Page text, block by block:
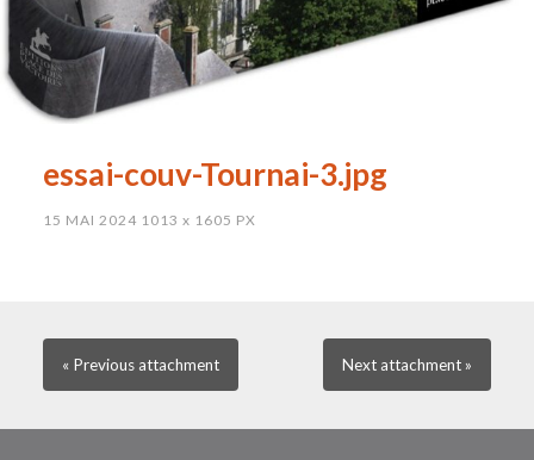
essai-couv-Tournai-3.jpg
15 MAI 2024 1013 x 1605 PX
« Previousattachment Next attachment »